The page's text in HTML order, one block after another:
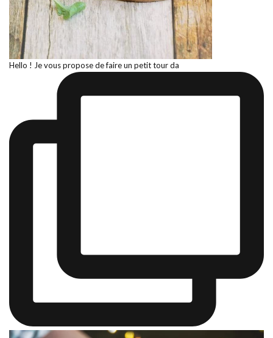
Hello ! Je vous propose de faire un petit tour da